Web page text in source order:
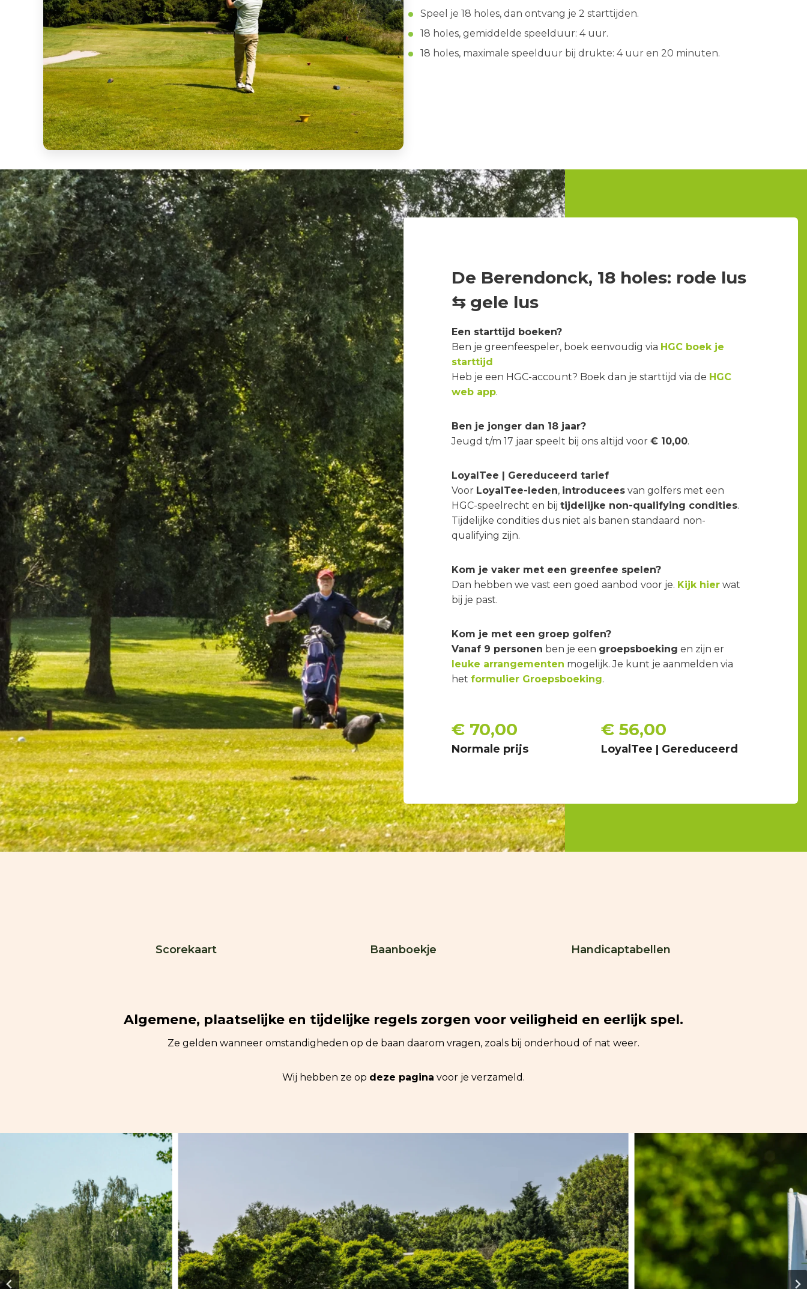
Speel je 18 holes, dan ontvang je 2 starttijden.
18 holes, gemiddelde speelduur: 4 uur.
18 holes, maximale speelduur bij drukte: 4 uur en 20 minuten.
De Berendonck, 18 holes: rode lus
⇆ gele lus
Een starttijd boeken?
Ben je greenfeespeler, boek eenvoudig via HGC boek je
starttijd
Heb je een HGC-account? Boek dan je starttijd via de HGC
web app.
Ben je jonger dan 18 jaar?
Jeugd t/m 17 jaar speelt bij ons altijd voor € 10,00.
LoyalTee | Gereduceerd tarief
Voor LoyalTee-leden, introducees van golfers met een
HGC-speelrecht en bij tijdelijke non-qualifying condities.
Tijdelijke condities dus niet als banen standaard non-
qualifying zijn.
Kom je vaker met een greenfee spelen?
Dan hebben we vast een goed aanbod voor je. Kijk hier wat
bij je past.
Kom je met een groep golfen?
Vanaf 9 personen ben je een groepsboeking en zijn er
leuke arrangementen mogelijk. Je kunt je aanmelden via
het formulier Groepsboeking.
€ 70,00
Normale prijs
€ 56,00
LoyalTee | Gereduceerd
Scorekaart Baanboekje Handicaptabellen
Algemene, plaatselijke en tijdelijke regels zorgen voor veiligheid en eerlijk spel.
Ze gelden wanneer omstandigheden op de baan daarom vragen, zoals bij onderhoud of nat weer.
Wij hebben ze op deze pagina voor je verzameld.